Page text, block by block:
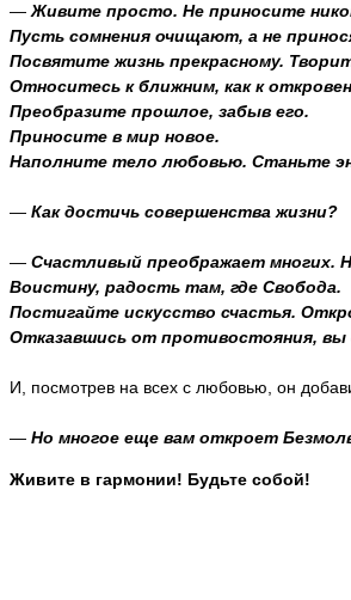
— Живите просто. Не приносите
Пусть сомнения очищают, а не
Посвятите жизнь прекрасному.
Относитесь к ближним, как к
Преобразите прошлое, забыв его.
Приносите в мир новое.
Наполните тело любовью. Станьте
— Как достичь совершенства жизни?
— Счастливый преображает многих.
Воистину, радость там, где Свобода.
Постигайте искусство счастья.
Отказавшись от противостояния, вы
И, посмотрев на всех с любовью, он
— Но многое еще вам откроет
Живите в гармонии! Будьте собой!